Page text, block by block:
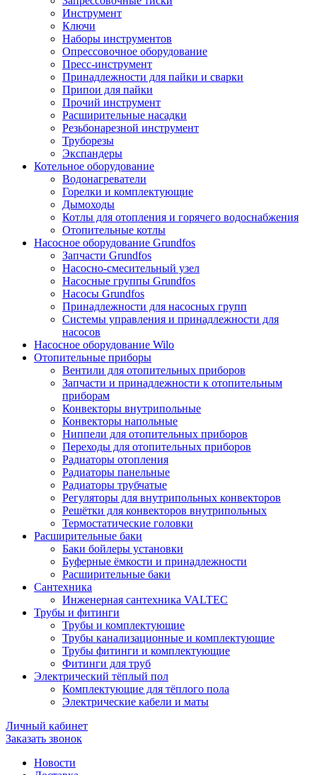
Инструмент
Ключи
Наборы инструментов
Опрессовочное оборудование
Пресс-инструмент
Принадлежности для пайки и сварки
Припои для пайки
Прочий инструмент
Расширительные насадки
Резьбонарезной инструмент
Труборезы
Экспандеры
Котельное оборудование
Водонагреватели
Горелки и комплектующие
Дымоходы
Котлы для отопления и горячего водоснабжения
Отопительные котлы
Насосное оборудование Grundfos
Запчасти Grundfos
Насосно-смесительный узел
Насосные группы Grundfos
Насосы Grundfos
Принадлежности для насосных групп
Системы управления и принадлежности для
насосов
Насосное оборудование Wilo
Отопительные приборы
Вентили для отопительных приборов
Запчасти и принадлежности к отопительным
приборам
Конвекторы внутрипольные
Конвекторы напольные
Ниппели для отопительных приборов
Переходы для отопительных приборов
Радиаторы отопления
Радиаторы панельные
Радиаторы трубчатые
Регуляторы для внутрипольных конвекторов
Решётки для конвекторов внутрипольных
Термостатические головки
Расширительные баки
Баки бойлеры установки
Буферные ёмкости и принадлежности
Расширительные баки
Сантехника
Инженерная сантехника VALTEC
Трубы и фитинги
Трубы и комплектующие
Трубы канализационные и комплектующие
Трубы фитинги и комплектующие
Фитинги для труб
Электрический тёплый пол
Комплектующие для тёплого пола
Электрические кабели и маты
Личный кабинет
Заказать звонок
Новости